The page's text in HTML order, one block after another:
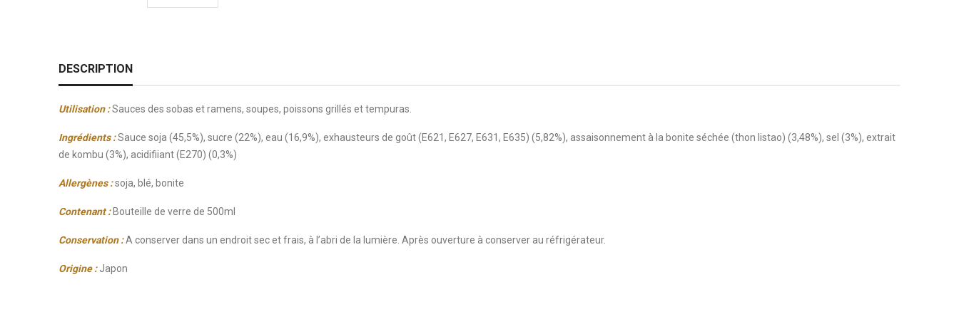
DESCRIPTION
Utilisation :Sauces des sobas et ramens, soupes, poissons grillés et tempuras.
Ingrédients :Sauce soja (45,5%), sucre (22%), eau (16,9%), exhausteurs de goût (E621, E627, E631, E635) (5,82%), assaisonnement à la bonite séchée (thon listao) (3,48%), sel (3%), extrait
de kombu (3%), acidifiiant (E270) (0,3%)
Allergènes :soja, blé, bonite
Contenant : Bouteille de verre de 500ml
Conservation :A conserver dans un endroit sec et frais, à l’abri de la lumière. Après ouverture à conserver au réfrigérateur.
Origine :Japon